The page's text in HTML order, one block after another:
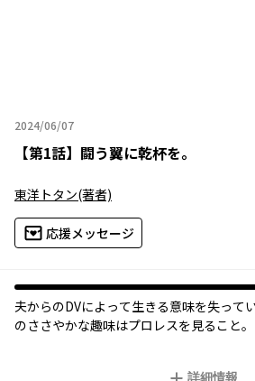
2024/06/07
2024年06月07日
【第1話】 闘う翼に乾杯を。
東洋トタン(著者)
応援メッセージ
夫からのDVによって生きる意味を失って
のささやかな趣味はプロレスを見ること
詳細情報